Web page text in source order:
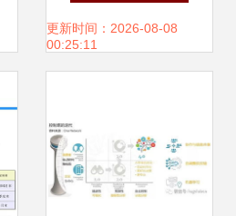
——21世纪应用型
心价值与实践导向
更新时间：2026-08-08
00:25:11